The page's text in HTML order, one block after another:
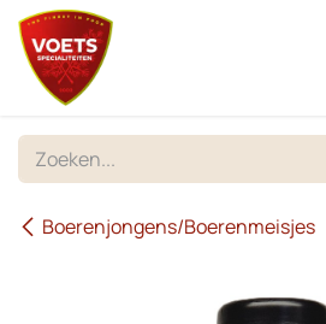
Overslaan naar inhoud
Boerenjongens/Boerenmeisjes